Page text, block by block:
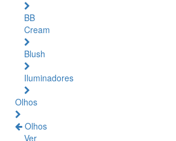
BB
Cream
Blush
Iluminadores
Olhos
Olhos
Ver